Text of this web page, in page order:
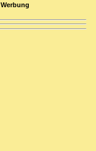
Werbung